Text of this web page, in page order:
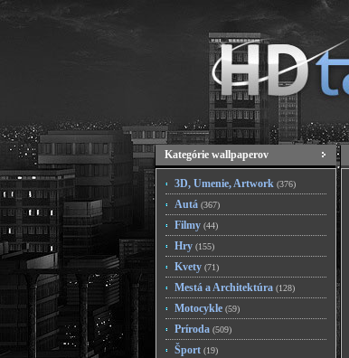
Kategórie wallpaperov
3D, Umenie, Artwork (376)
Autá (367)
Filmy (44)
Hry (155)
Kvety (71)
Mestá a Architektúra (128)
Motocykle (59)
Príroda (509)
Šport (19)